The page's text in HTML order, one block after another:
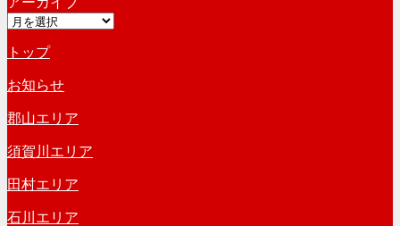
ブ
ゴ
ー
ア
カ
イ
ブ
トップ
お知らせ
郡山エリア
須賀川エリア
田村エリア
石川エリア